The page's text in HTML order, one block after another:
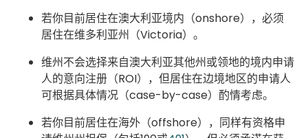
若你目前居住在澳大利亚境内（onshore），必须
居住在维多利亚州（Victoria）。
维州不会选择来自澳大利亚其他州或领地的境内申请
人的意向注册（ROI），但居住在边境地区的申请人
可根据具体情况（case-by-case）酌情考虑。
若你目前居住在海外（offshore），同样有资格申